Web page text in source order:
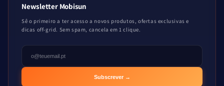
Newsletter Mobisun
Sê o primeiro a ter acesso a novos produtos, ofertas exclusivas e
dicas off-grid. Sem spam, cancela em 1 clique.
Subscrever →